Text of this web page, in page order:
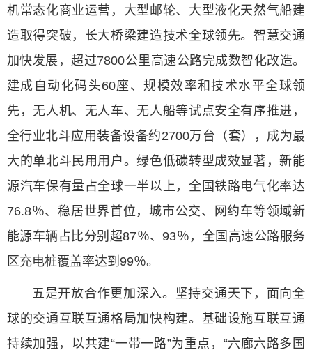
机常态化商业运营，大型邮轮、大型液化天然气船建
造取得突破，长大桥梁建造技术全球领先。智慧交通
加快发展，超过7800公里高速公路完成数智化改造。
建成自动化码头60座、规模效率和技术水平全球领
先，无人机、无人车、无人船等试点安全有序推进，
全行业北斗应用装备设备约2700万台（套），成为最
大的单北斗民用用户。绿色低碳转型成效显著，新能
源汽车保有量占全球一半以上，全国铁路电气化率达
76.8％、稳居世界首位，城市公交、网约车等领域新
能源车辆占比分别超87％、93％，全国高速公路服务
区充电桩覆盖率达到99％。
五是开放合作更加深入。坚持交通天下，面向全
球的交通互联互通格局加快构建。基础设施互联互通
持续加强，以共建“一带一路”为重点，“六廊六路多国